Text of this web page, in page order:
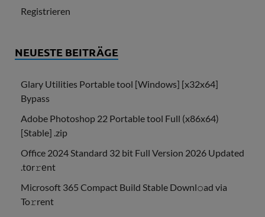
Registrieren
NEUESTE BEITRÄGE
Glary Utilities Portable tool [Windows] [x32x64]
Bypass
Adobe Photoshop 22 Portable tool Full (x86x64)
[Stable] .zip
Office 2024 Standard 32 bit Full Version 2026 Updated
.tоr𝚛еnt
Microsoft 365 Compact Build Stable Downl𝚘ad via
To𝚛rent